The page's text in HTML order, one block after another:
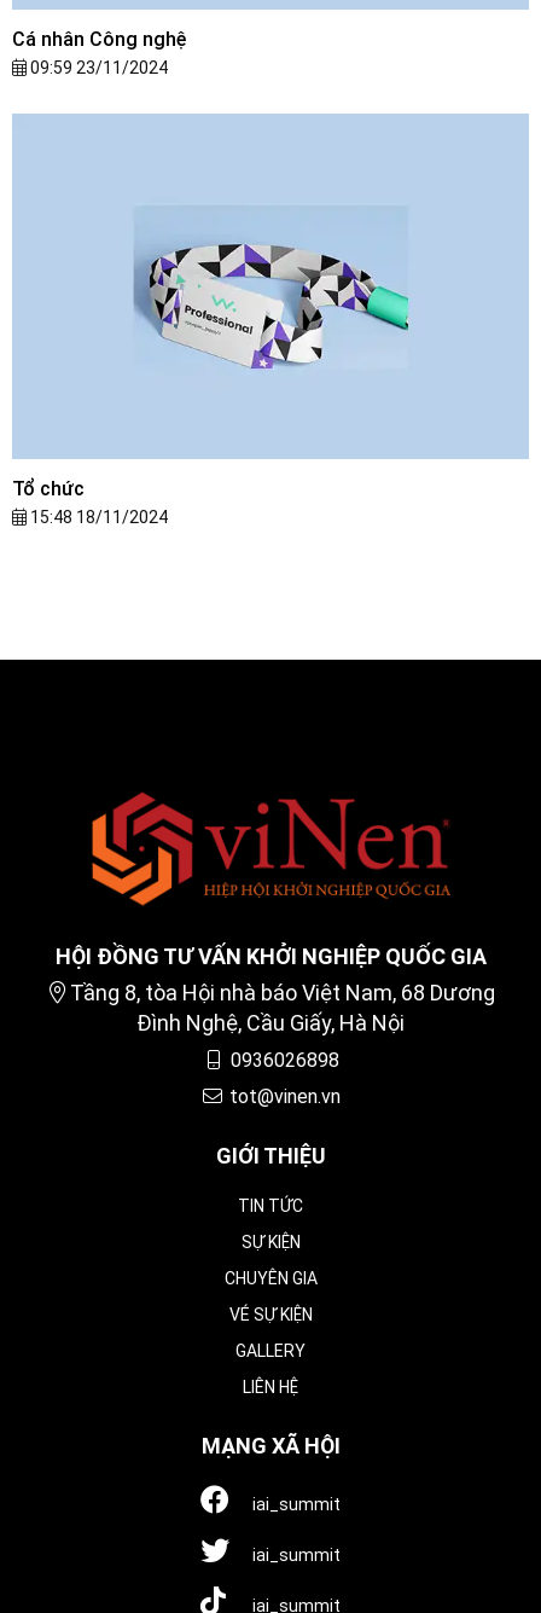
Cá nhân Công nghệ
09:59 23/11/2024
Tổ chức
15:48 18/11/2024
HỘI ĐỒNG TƯ VẤN KHỞI NGHIỆP QUỐC GIA
Tầng 8, tòa Hội nhà báo Việt Nam, 68 Dương
Đình Nghệ, Cầu Giấy, Hà Nội
0936026898
tot@vinen.vn
GIỚI THIỆU
TIN TỨC
SỰ KIỆN
CHUYÊN GIA
VÉ SỰ KIỆN
GALLERY
LIÊN HỆ
MẠNG XÃ HỘI
iai_summit
iai_summit
iai_summit